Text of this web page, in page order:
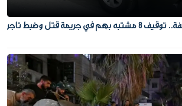
ضربتان أمنيتان في الضفة.. توقيف 8 مشتبه بهم في جريمة قتل وضبط تاجر